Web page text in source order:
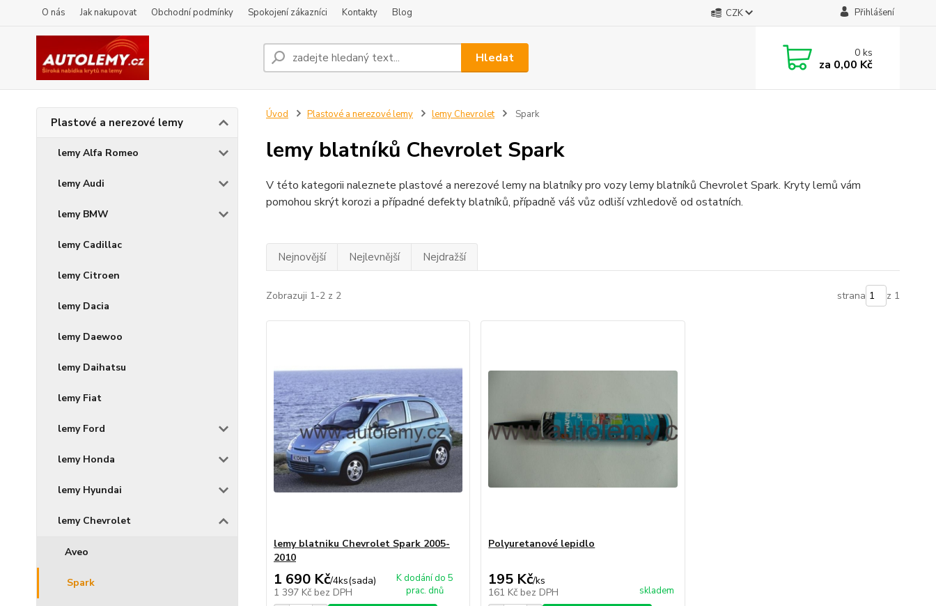
O nás Jak nakupovat Obchodní podmínky Spokojení zákazníci Kontakty Blog CZK Přihlášení
Hledat 0ks
za 0,00 Kč
Plastové a nerezové lemy
lemy Alfa Romeo
lemy Audi
lemy BMW
lemy Cadillac
lemy Citroen
lemy Dacia
lemy Daewoo
lemy Daihatsu
lemy Fiat
lemy Ford
lemy Honda
lemy Hyundai
lemy Chevrolet
Aveo
Spark
Úvod Plastové a nerezové lemy lemy Chevrolet Spark
lemy blatníků Chevrolet Spark
V této kategorii naleznete plastové a nerezové lemy na blatníky pro vozy lemy blatníků Chevrolet Spark. Kryty lemů vám
pomohou skrýt korozi a případné defekty blatníků, případně váš vůz odliší vzhledově od ostatních.
Nejnovější Nejlevnější Nejdražší
Zobrazuji 1-2 z 2 strana z 1
lemy blatniku Chevrolet Spark 2005-
2010
1 690 Kč/4ks(sada)
1 397 Kč bez DPH
K dodání do 5
prac. dnů
Polyuretanové lepidlo
195 Kč/ks
161 Kč bez DPH skladem